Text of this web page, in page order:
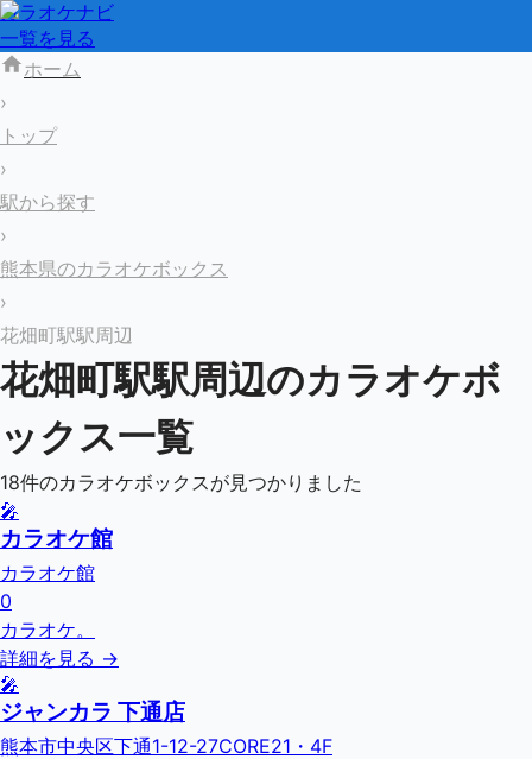
カラオケナビ
一覧を見る
ホーム
›
トップ
›
駅から探す
›
熊本県のカラオケボックス
›
花畑町駅駅周辺
花畑町駅駅周辺のカラオケボ
ックス一覧
18件のカラオケボックスが見つかりました
🎤
カラオケ館
カラオケ館
0
カラオケ。
詳細を見る →
🎤
ジャンカラ 下通店
熊本市中央区下通1-12-27CORE21・4F